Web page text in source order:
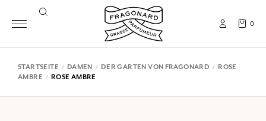
0
STARTSEITE DAMEN DER GARTEN VON FRAGONARD
ROSE
AMBRE
ROSE AMBRE